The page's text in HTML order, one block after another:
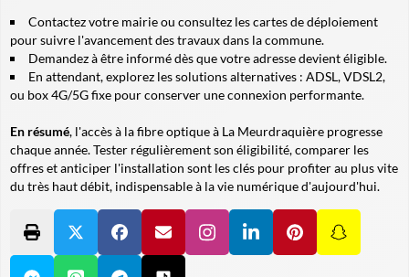
Contactez votre mairie ou consultez les cartes de déploiement
pour suivre l'avancement des travaux dans la commune.
Demandez à être informé dès que votre adresse devient éligible.
En attendant, explorez les solutions alternatives : ADSL, VDSL2,
ou box 4G/5G fixe pour conserver une connexion performante.
En résumé, l'accès à la fibre optique à La Meurdraquière progresse
chaque année. Tester régulièrement son éligibilité, comparer les
offres et anticiper l'installation sont les clés pour profiter au plus vite
du très haut débit, indispensable à la vie numérique d'aujourd'hui.